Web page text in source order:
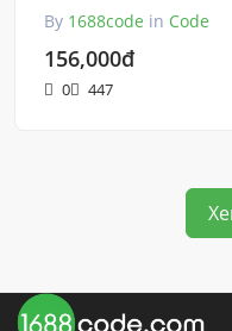
By 1688code in Code
156,000đ
0 447